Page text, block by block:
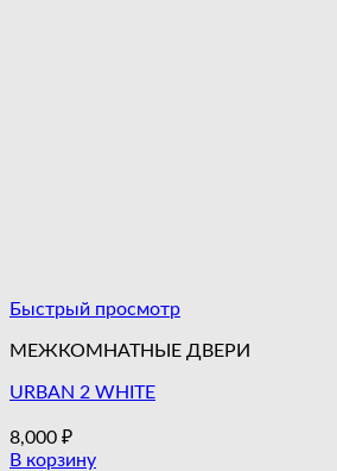
Быстрый просмотр
МЕЖКОМНАТНЫЕ ДВЕРИ
URBAN 2 WHITE
8,000 ₽
В корзину